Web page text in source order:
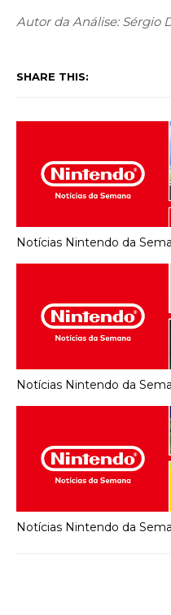
Autor da Análise: Sérgio
SHARE THIS:
Notícias Nintendo da
Notícias Nintendo da
Notícias Nintendo da